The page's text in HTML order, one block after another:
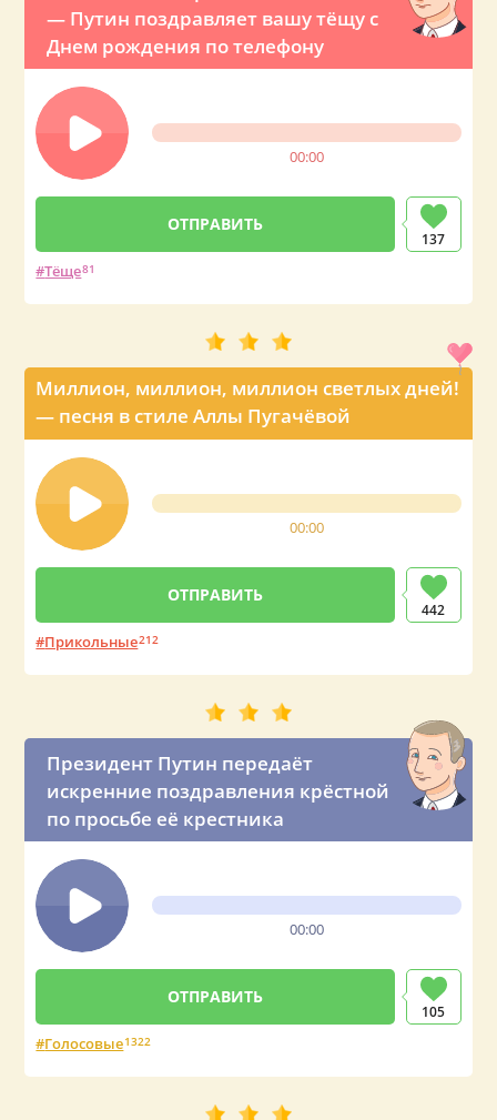
— Путин поздравляет вашу тёщу с
Днем рождения по телефону
00:00
137
Тёще81
Миллион, миллион, миллион светлых дней!
— песня в стиле Аллы Пугачёвой
00:00
442
Прикольные212
Президент Путин передаёт
искренние поздравления крёстной
по просьбе её крестника
00:00
105
Голосовые1322